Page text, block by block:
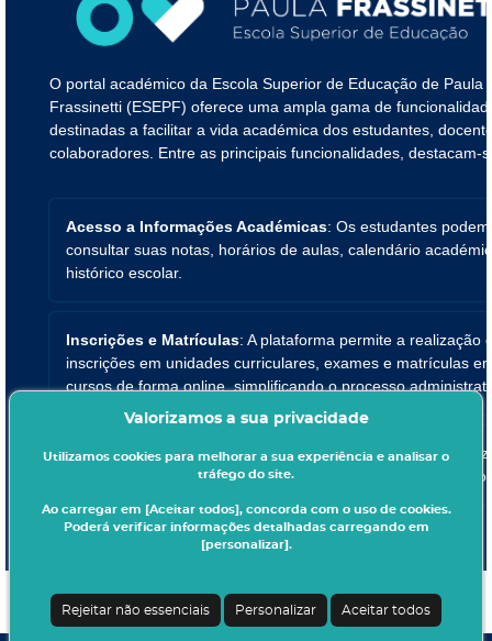
O portal académico da Escola Superior de Educação de Paula
Frassinetti (ESEPF) oferece uma ampla gama de
destinadas a facilitar a vida académica dos estudantes,
colaboradores. Entre as principais funcionalidades, destacam-
Acesso a Informações Académicas: Os estudantes podem
consultar suas notas, horários de aulas, calendário
histórico escolar.
Inscrições e Matrículas: A plataforma permite a realização
inscrições em unidades curriculares, exames e matrículas
cursos de forma online, simplificando o processo
Gestão Financeira: Os estudantes podem consultar e
pagamentos de propinas e outras taxas diretamente pelo
Valorizamos a sua privacidade
Utilizamos cookies para melhorar a sua experiência e analisar o
tráfego do site.
Ao carregar em [Aceitar todos], concorda com o uso de cookies.
Poderá verificar informações detalhadas carregando em
[personalizar].
Rejeitar não essenciais Personalizar Aceitar todos